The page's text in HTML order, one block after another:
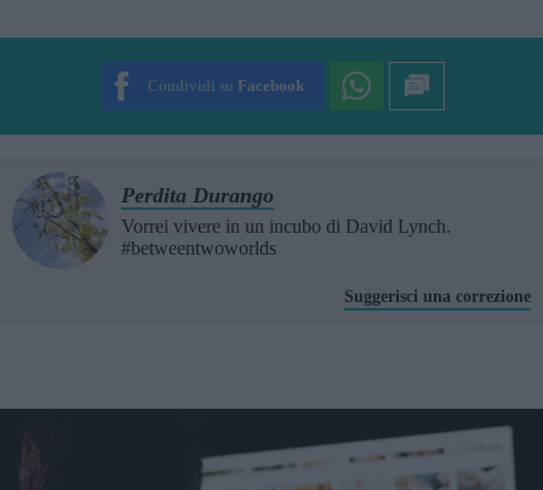
SUBMIT RATING
Condividi su Facebook
Perdita Durango
Vorrei vivere in un incubo di David Lynch.
#betweentwoworlds
Suggerisci una correzione